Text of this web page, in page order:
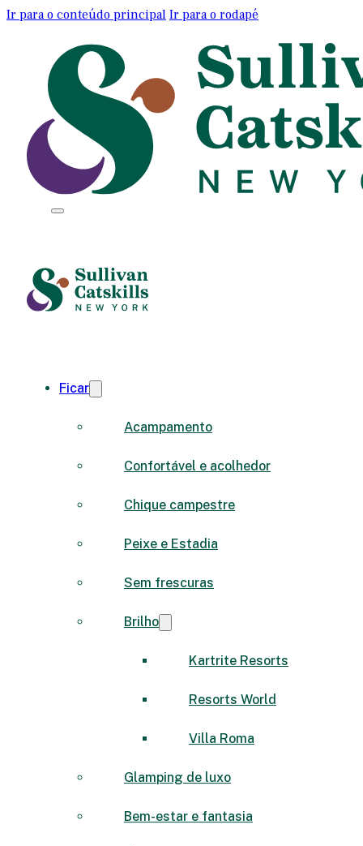
Ir para o conteúdo principal Ir para o rodapé
Ficar
Acampamento
Confortável e acolhedor
Chique campestre
Peixe e Estadia
Sem frescuras
Brilho
Kartrite Resorts
Resorts World
Villa Roma
Glamping de luxo
Bem-estar e fantasia